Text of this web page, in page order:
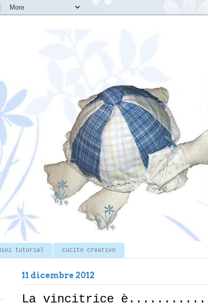
tutorial Cucito creativo
11 dicembre 2012
La vincitrice